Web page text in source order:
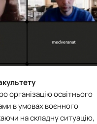
організацію освітнього
в умовах воєнного
на складну ситуацію,